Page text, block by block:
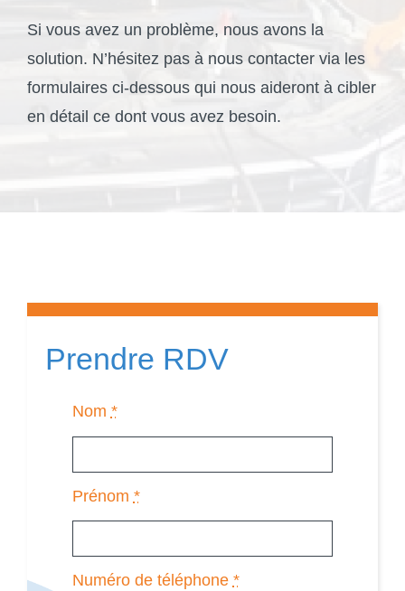
ZF PARTNER
Devis en ligne
Si vous avez un problème, nous avons la
solution. N’hésitez pas à nous contacter via les
formulaires ci-dessous qui nous aideront à cibler
en détail ce dont vous avez besoin.
Prendre RDV
Nom *
Prénom *
Numéro de téléphone *